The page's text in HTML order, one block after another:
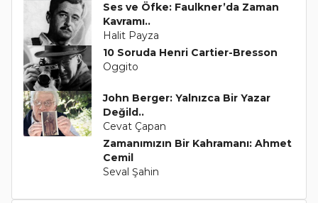
Ses ve Öfke: Faulkner’da Zaman
Kavramı..
Halit Payza
10 Soruda Henri Cartier-Bresson
Oggito
John Berger: Yalnızca Bir Yazar
Değild..
Cevat Çapan
Zamanımızın Bir Kahramanı: Ahmet
Cemil
Seval Şahin